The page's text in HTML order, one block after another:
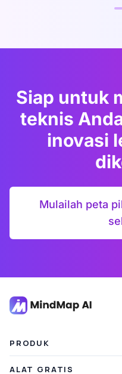
Siap untuk
teknis
inovasi
Mulailah peta
PRODUK
ALAT GRATIS